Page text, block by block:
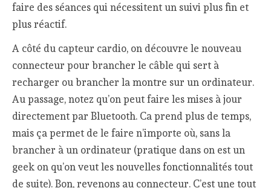
faire des séances qui nécessitent un suivi plus fin et
plus réactif.
A côté du capteur cardio, on découvre le nouveau
connecteur pour brancher le câble qui sert à
recharger ou brancher la montre sur un ordinateur.
Au passage, notez qu’on peut faire les mises à jour
directement par Bluetooth. Ca prend plus de temps,
mais ça permet de le faire n’importe où, sans la
brancher à un ordinateur (pratique dans on est un
geek on qu’on veut les nouvelles fonctionnalités tout
de suite). Bon, revenons au connecteur. C’est une tout